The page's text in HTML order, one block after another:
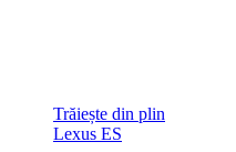
Trăiește din plin
Lexus ES